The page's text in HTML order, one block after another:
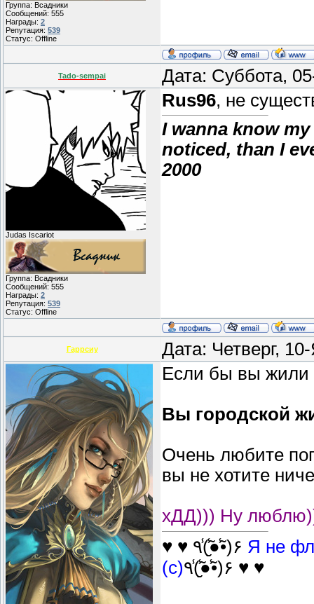
Группа: Всадники
Сообщений: 555
Награды: 2
Репутация: 539
Статус: Offline
Tado-sempai Дата: Суббота,
Judas Iscariot
Группа: Всадники
Сообщений: 555
Награды: 2
Репутация: 539
Статус: Offline
Rus96, не
I wanna know
noticed, than I
2000
Гаррсиу
Дата: Четверг,
Если бы вы жили
Вы городской
Очень любите
вы не хотите
хДД))) Ну
♥ ♥ ٩(̾●̮̮̃̾•̃̾)۶ Я не
(с) ٩(̾●̮̮̃̾•̃̾)۶ ♥ ♥